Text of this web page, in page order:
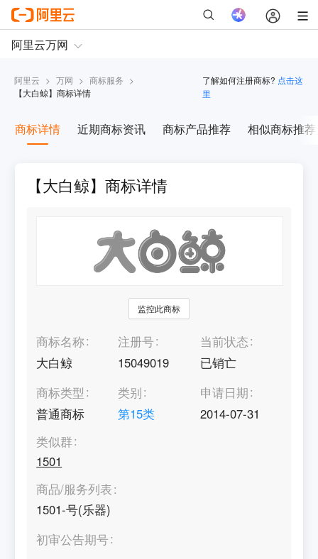
阿里云 > 万网 > 商标服务 >
【大白鲸】商标详情
了解如何注册商标? 点击这
里
商标详情 近期商标资讯 商标产品推荐 相似商标推荐
【大白鲸】商标详情
监控此商标
商标名称
大白鲸
注册号
15049019
当前状态
已销亡
商标类型
普通商标
类别
第15类
申请日期
2014-07-31
类似群
1501
商品/服务列表
1501-号(乐器)
初审公告期号